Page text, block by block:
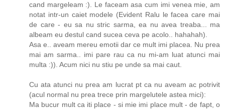
cand margeleam :). Le faceam asa cum imi venea mie, am
notat intr-un caiet modele (Evident Ralu le facea care mai
de care - eu sa nu stric sarma, ea nu avea treaba... ma
albeam eu destul cand sucea ceva pe acolo.. hahahah).
Asa e.. aveam mereu emotii dar ce mult imi placea. Nu prea
mai am sarma.. imi pare rau ca nu mi-am luat atunci mai
multa :)). Acum nici nu stiu pe unde sa mai caut.
Cu ata atunci nu prea am lucrat pt ca nu aveam ac potrivit
(acul normal nu prea trece prin margelutele astea mici):
Ma bucur mult ca iti place - si mie imi place mult - de fapt, o